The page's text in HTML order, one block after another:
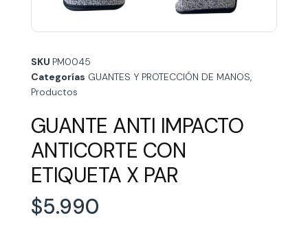
SKU PM0045
Categorías GUANTES Y PROTECCIÓN DE MANOS,
Productos
GUANTE ANTI IMPACTO
ANTICORTE CON
ETIQUETA X PAR
$5.990